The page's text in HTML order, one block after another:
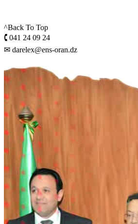
^Back To Top
🕻 041 24 09 24
✉ darelex@ens-oran.dz